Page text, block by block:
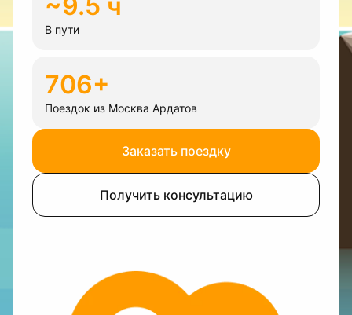
В пути
706+
Поездок из Москва Ардатов
Заказать поездку
Получить консультацию